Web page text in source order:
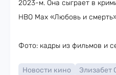
2023-м. Она сыграет в
HBO Max «Любовь и
Фото: кадры из фильмов и
Новости кино Элизабет